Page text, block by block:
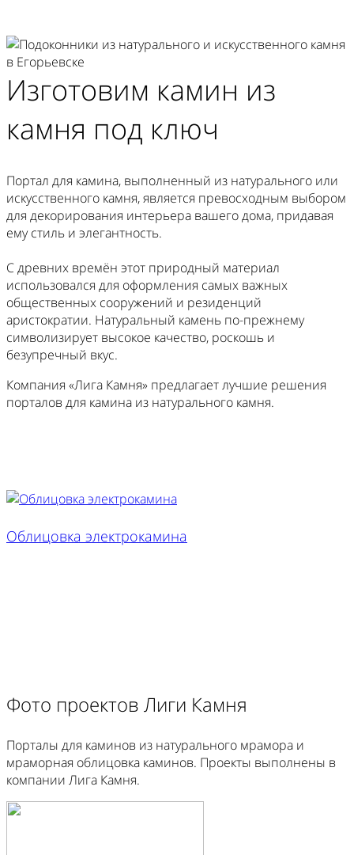
Изготовим камин из
камня под ключ
Портал для камина, выполненный из натурального или
искусственного камня, является превосходным выбором
для декорирования интерьера вашего дома, придавая
ему стиль и элегантность.
С древних времён этот природный материал
использовался для оформления самых важных
общественных сооружений и резиденций
аристократии. Натуральный камень по-прежнему
символизирует высокое качество, роскошь и
безупречный вкус.
Компания «Лига Камня» предлагает лучшие решения
порталов для камина из натурального камня.
Облицовка электрокамина
Фото проектов Лиги Камня
Порталы для каминов из натурального мрамора и
мраморная облицовка каминов. Проекты выполнены в
компании Лига Камня.